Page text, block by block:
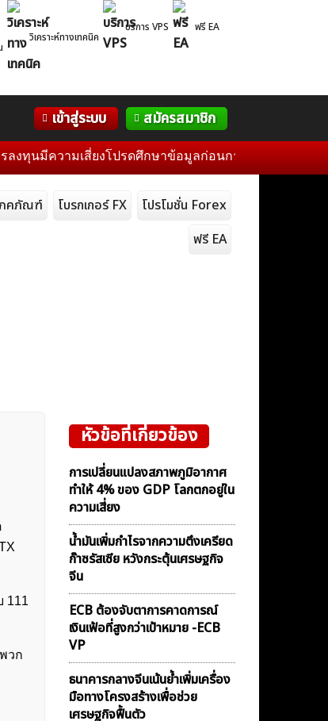
วิเคราะห์ทางเทคนิค
บริการ VPS ฟรี EA
เข้าสู่ระบบ สมัครสมาชิก
WelTrade กิจกรรม
ฟอรั่ม
มีความเสี่ยงโปรดศึกษาข้อมูลก่อนการตัดสินใจลงทุน และ
ภคภัณฑ์ โบรกเกอร์ FX
โปรโมชั่น Forex
ฟรี EA
111
วก
หัวข้อที่เกี่ยวข้อง
การเปลี่ยนแปลงสภาพภูมิอากาศ
ทำให้ 4% ของ GDP โลกตกอยู่ใน
ความเสี่ยง
น้ำมันเพิ่มกำไรจากความตึงเครียด
ก๊าซรัสเซีย หวังกระตุ้นเศรษฐกิจ
จีน
ECB ต้องจับตาการคาดการณ์
เงินเฟ้อที่สูงกว่าเป้าหมาย -ECB
VP
ธนาคารกลางจีนเน้นย้ำเพิ่มเครื่อง
มือทางโครงสร้างเพื่อช่วย
เศรษฐกิจฟื้นตัว